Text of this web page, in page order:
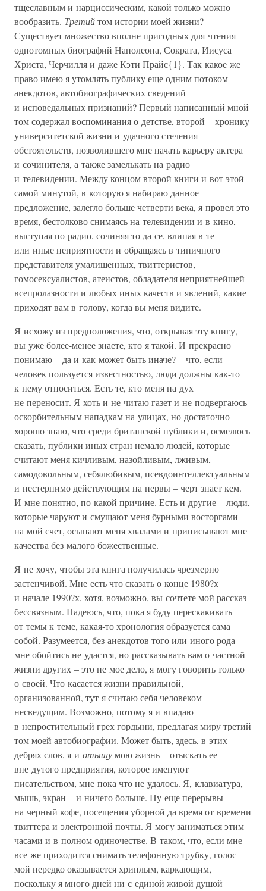
тщеславным и нарциссическим, какой только можно
вообразить. Третийтом истории моей жизни?
Существует множество вполне пригодных для чтения
однотомных биографий Наполеона, Сократа, Иисуса
Христа, Черчилля и даже Кэти Прайс{1}. Так какое же
право имею я утомлять публику еще одним потоком
анекдотов, автобиографических сведений
и исповедальных признаний? Первый написанный мной
том содержал воспоминания о детстве, второй – хронику
университетской жизни и удачного стечения
обстоятельств, позволившего мне начать карьеру актера
и сочинителя, а также замелькать на радио
и телевидении. Между концом второй книги и вот этой
самой минутой, в которую я набираю данное
предложение, залегло больше четверти века, я провел это
время, бестолково снимаясь на телевидении и в кино,
выступая по радио, сочиняя то да се, влипая в те
или иные неприятности и обращаясь в типичного
представителя умалишенных, твиттеристов,
гомосексуалистов, атеистов, обладателя неприятнейшей
всепролазности и любых иных качеств и явлений, какие
приходят вам в голову, когда вы меня видите.
Я исхожу из предположения, что, открывая эту книгу,
вы уже более-менее знаете, кто я такой. И прекрасно
понимаю – да и как может быть иначе? – что, если
человек пользуется известностью, люди должны как-то
к нему относиться. Есть те, кто меня на дух
не переносит. Я хоть и не читаю газет и не подвергаюсь
оскорбительным нападкам на улицах, но достаточно
хорошо знаю, что среди британской публики и, осмелюсь
сказать, публики иных стран немало людей, которые
считают меня кичливым, назойливым, лживым,
самодовольным, себялюбивым, псевдоинтеллектуальным
и нестерпимо действующим на нервы – черт знает кем.
И мне понятно, по какой причине. Есть и другие – люди,
которые чаруют и смущают меня бурными восторгами
на мой счет, осыпают меня хвалами и приписывают мне
качества без малого божественные.
Я не хочу, чтобы эта книга получилась чрезмерно
застенчивой. Мне есть что сказать о конце 1980?х
и начале 1990?х, хотя, возможно, вы сочтете мой рассказ
бессвязным. Надеюсь, что, пока я буду перескакивать
от темы к теме, какая-то хронология образуется сама
собой. Разумеется, без анекдотов того или иного рода
мне обойтись не удастся, но рассказывать вам о частной
жизни других – это не мое дело, я могу говорить только
о своей. Что касается жизни правильной,
организованной, тут я считаю себя человеком
несведущим. Возможно, потому я и впадаю
в непростительный грех гордыни, предлагая миру третий
том моей автобиографии. Может быть, здесь, в этих
дебрях слов, я и отыщумою жизнь – отыскать ее
вне дутого предприятия, которое именуют
писательством, мне пока что не удалось. Я, клавиатура,
мышь, экран – и ничего больше. Ну еще перерывы
на черный кофе, посещения уборной да время от времени
твиттера и электронной почты. Я могу заниматься этим
часами и в полном одиночестве. В таком, что, если мне
все же приходится снимать телефонную трубку, голос
мой нередко оказывается хриплым, каркающим,
поскольку я много дней ни с единой живой душой